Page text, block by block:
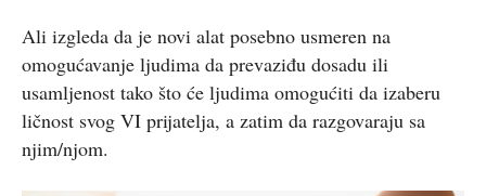
Ali izgleda da je novi alat posebno usmeren na
omogućavanje ljudima da prevaziđu dosadu ili
usamljenost tako što će ljudima omogućiti da izaberu
ličnost svog VI prijatelja, a zatim da razgovaraju sa
njim/njom.